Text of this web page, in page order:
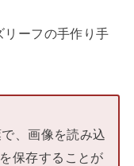
ーフの手作り手
、画像を読み込
保存することが